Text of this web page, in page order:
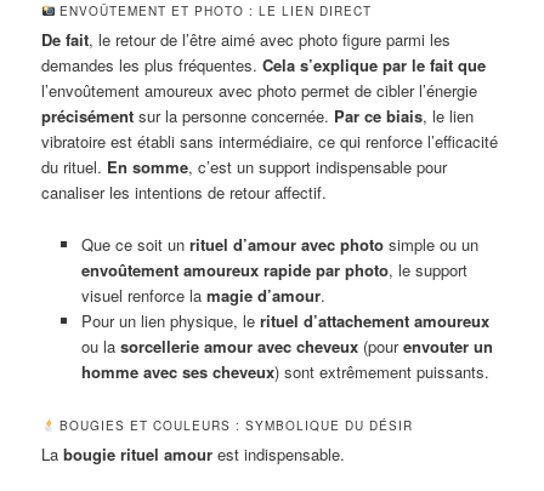
ENVOÛTEMENT ET PHOTO : LE LIEN DIRECT
De fait, le retour de l’être aimé avec photo figure parmi les
demandes les plus fréquentes.Cela s’explique par le fait que
l’envoûtement amoureux avec photo permet de cibler l’énergie
précisément sur la personne concernée. Par ce biais, le lien
vibratoire est établi sans intermédiaire, ce qui renforce l’efficacité
du rituel. En somme, c’est un support indispensable pour
canaliser les intentions de retour affectif.
Que ce soit un rituel d’amour avec photosimple ou un
envoûtement amoureux rapide par photo, le support
visuel renforce la magie d’amour.
Pour un lien physique, le rituel d’attachement amoureux
ou la sorcellerie amour avec cheveux(pourenvouter un
homme avec ses cheveux) sont extrêmement puissants.
BOUGIES ET COULEURS : SYMBOLIQUE DU DÉSIR
Labougie rituel amour est indispensable.